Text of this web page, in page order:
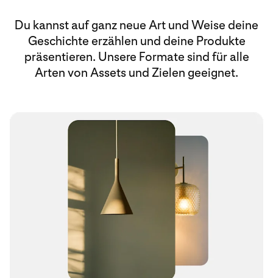
Du kannst auf ganz neue Art und Weise deine
Geschichte erzählen und deine Produkte
präsentieren. Unsere Formate sind für alle
Arten von Assets und Zielen geeignet.